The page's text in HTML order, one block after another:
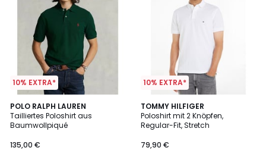
10% EXTRA*
POLO RALPH LAUREN
Tailliertes Poloshirt aus
Baumwollpiqué
135,00 €
4,6
/ 5
2
Farben
10% EXTRA*
TOMMY HILFIGER
Poloshirt mit 2 Knöpfen,
Regular-Fit, Stretch
79,90 €
3,7
/ 5
7
Farben